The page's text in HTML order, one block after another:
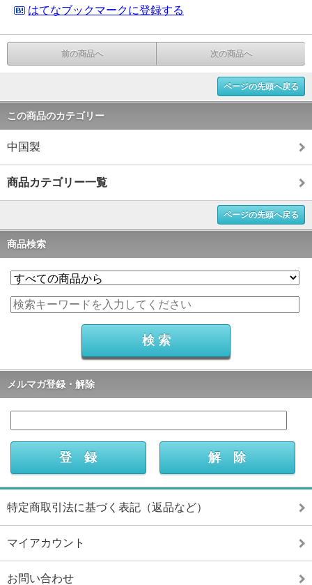
はてなブックマークに登録する
前の商品へ 次の商品へ
ページの先頭へ戻る
この商品のカテゴリー
中国製
商品カテゴリー一覧
ページの先頭へ戻る
商品検索
メルマガ登録・解除
特定商取引法に基づく表記（返品など）
マイアカウント
お問い合わせ